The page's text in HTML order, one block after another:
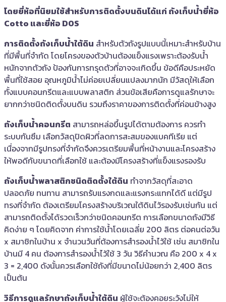
โดยยี่ห้อที่นิยมใช้สำหรับการติดตั้งบนดินได้แก่ ถังเก็บน้ำยี่ห้อ
Cotto และยี่ห้อ DOS
การติดตั้งถังเก็บน้ำใต้ดิน สำหรับตัวถังรูปแบบนี้เหมาะสำหรับบ้าน
ที่มีพื้นที่จำกัด โดยโครงของตัวบ้านต้องแข็งแรงเพราะต้องรับน้ำ
หนักจากตัวถัง ป้องกันการทรุดตัวที่อาจจะเกิดขึ้น ข้อดีคือประหยัด
พื้นที่ใช้สอย อุณหภูมิน้ำไม่ค่อยเปลี่ยนแปลงมากนัก มีวัสดุให้เลือก
ทั้งแบบคอนกรีตและแบบพลาสติก ส่วนข้อเสียคือการดูแลรักษาจะ
ยากกว่าชนิดติดตั้งบนดิน รวมถึงราคาของการติดตั้งที่ค่อนข้างสูง
ถังเก็บน้ำคอนกรีต สามารถหล่อขึ้นรูปได้ตามต้องการ ควรทำ
ระบบกันซึม เลือกวัสดุปิดผิวที่ลดการสะสมของแบคทีเรีย แต่
เนื่องจากมีรูปทรงที่จำกัดจึงควรเตรียมพื้นที่หน้างานและโครงสร้าง
ให้พอดีกับขนาดที่เลือกใช้ และต้องมีโครงสร้างที่แข็งแรงรองรับ
ถังเก็บน้ำพลาสติกชนิดติดตั้งใต้ดิน ทำจากวัสดุที่สะอาด
ปลอดภัย ทนทาน สามารถรับแรงกดและแรงกระแทกได้ดี แต่มีรูป
ทรงที่จำกัด ต้องเตรียมโครงสร้างบริเวณใต้ดินไว้รองรับเช่นกัน แต่
สามารถติดตั้งได้รวดเร็วกว่าชนิดคอนกรีต การเลือกขนาดถังมีวิธี
คิดง่าย ๆ โดยคิดจาก ค่าการใช้น้ำโดยเฉลี่ย 200 ลิตร ต่อคนต่อวัน
x สมาชิกในบ้าน x จำนวนวันที่ต้องการสำรองน้ำไว้ใช้ เช่น สมาชิกใน
บ้านมี 4 คน ต้องการสำรองน้ำไว้ใช้ 3 วัน วิธีคำนวณ คือ 200 x 4 x
3 = 2,400 ดังนั้นควรเลือกใช้ถังที่มีขนาดไม่น้อยกว่า 2,400 ลิตร
เป็นต้น
วิธีการดูแลรักษาถังเก็บน้ำใต้ดิน ผู้ใช้จะต้องคอยระวังไม่ให้